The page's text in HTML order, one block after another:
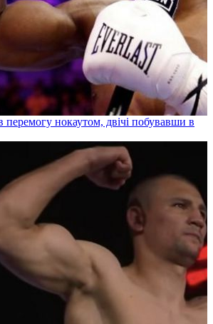
нокаутом, двічі побувавши в